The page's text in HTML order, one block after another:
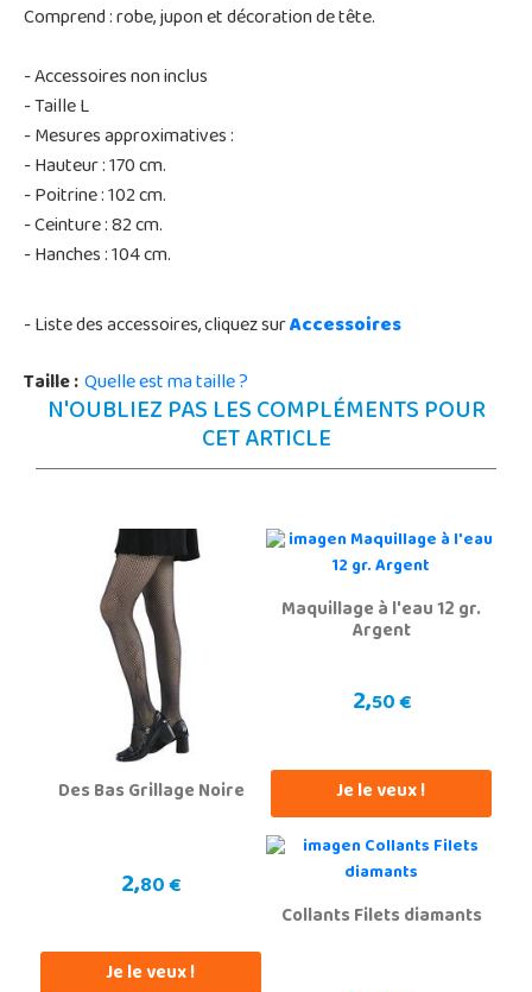
Comprend : robe, jupon et décoration de tête.
- Accessoires non inclus
- Taille L
- Mesures approximatives :
- Hauteur : 170 cm.
- Poitrine : 102 cm.
- Ceinture : 82 cm.
- Hanches : 104 cm.
- Liste des accessoires, cliquez surAccessoires
Taille :Quelle est ma taille ?
N'OUBLIEZ PAS LES COMPLÉMENTS POUR
CET ARTICLE
Des Bas Grillage Noire
2,80 €
Je le veux !
Maquillage à l'eau 12 gr.
Argent
2,50 €
Je le veux !
Collants Filets diamants